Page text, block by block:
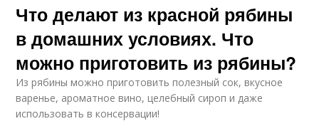
Что делают из красной рябины
в домашних условиях. Что
можно приготовить из рябины?
Из рябины можно приготовить полезный сок, вкусное
варенье, ароматное вино, целебный сироп и даже
использовать в консервации!